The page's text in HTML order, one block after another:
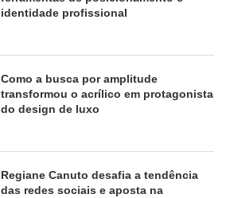
identidade profissional
Como a busca por amplitude
transformou o acrílico em protagonista
do design de luxo
Regiane Canuto desafia a tendência
das redes sociais e aposta na